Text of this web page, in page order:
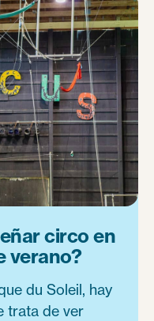
circo en
verano?
du Soleil, hay
trata de ver